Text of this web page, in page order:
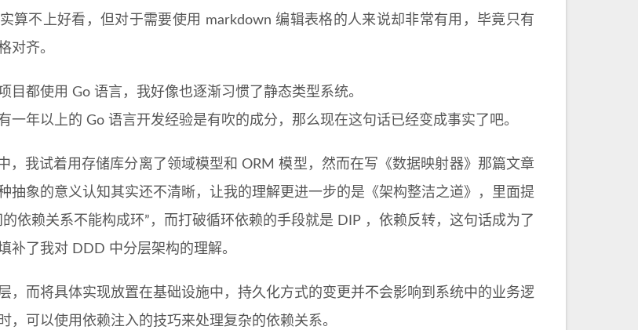
算不上好看，但对于需要使用 markdown 编辑表格的人来说却非常有用，毕竟只有
对齐。
目都使用 Go 语言，我好像也逐渐习惯了静态类型系统。
一年以上的 Go 语言开发经验是有吹的成分，那么现在这句话已经变成事实了吧。
，我试着用存储库分离了领域模型和 ORM 模型，然而在写《数据映射器》那篇文章
抽象的意义认知其实还不清晰，让我的理解更进一步的是《架构整洁之道》，里面提
依赖关系不能构成环”，而打破循环依赖的手段就是 DIP ，依赖反转，这句话成为了
补了我对 DDD 中分层架构的理解。
，而将具体实现放置在基础设施中，持久化方式的变更并不会影响到系统中的业务逻
，可以使用依赖注入的技巧来处理复杂的依赖关系。